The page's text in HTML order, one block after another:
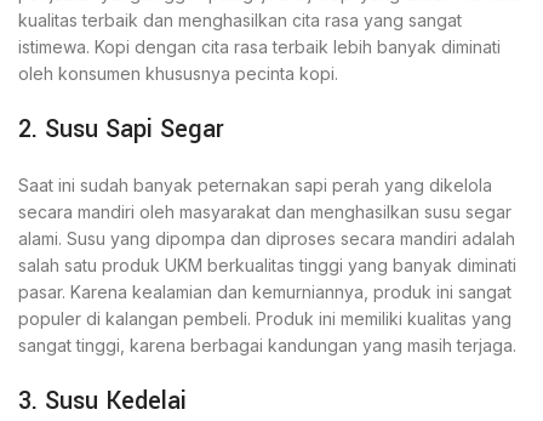
kualitas terbaik dan menghasilkan cita rasa yang sangat
istimewa. Kopi dengan cita rasa terbaik lebih banyak diminati
oleh konsumen khususnya pecinta kopi.
2. Susu Sapi Segar
Saat ini sudah banyak peternakan sapi perah yang dikelola
secara mandiri oleh masyarakat dan menghasilkan susu segar
alami. Susu yang dipompa dan diproses secara mandiri adalah
salah satu produk UKM berkualitas tinggi yang banyak diminati
pasar. Karena kealamian dan kemurniannya, produk ini sangat
populer di kalangan pembeli. Produk ini memiliki kualitas yang
sangat tinggi, karena berbagai kandungan yang masih terjaga.
3. Susu Kedelai